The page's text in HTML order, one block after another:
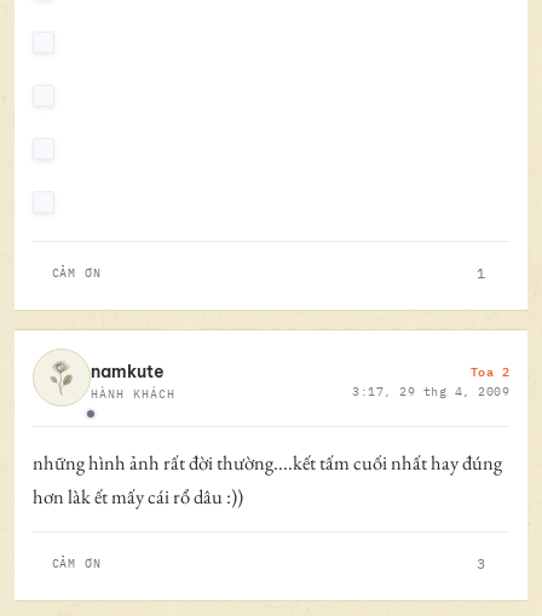
CẢM ƠN 1
Ngoại tuyến
namkute
HÀNH KHÁCH
Toa 2
3:17, 29 thg 4, 2009
những hình ảnh rất đời thường....kết tấm cuối nhất hay đúng
hơn làk ết mấy cái rổ dâu :))
CẢM ƠN 3